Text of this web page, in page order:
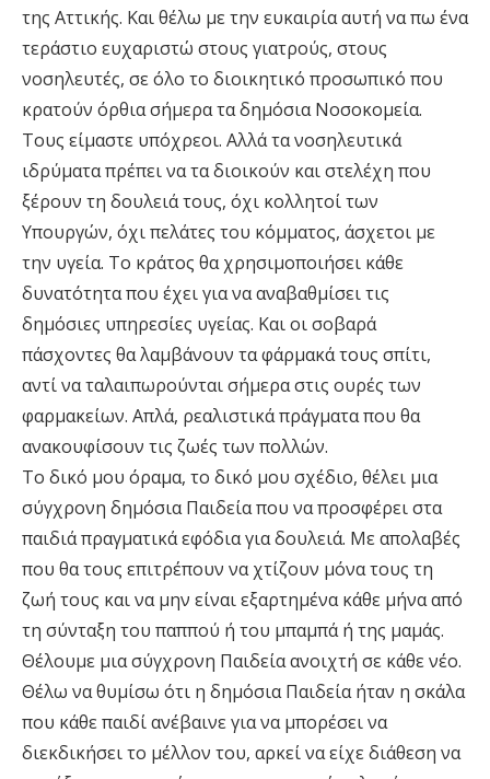
της Αττικής. Και θέλω με την ευκαιρία αυτή να πω ένα
τεράστιο ευχαριστώ στους γιατρούς, στους
νοσηλευτές, σε όλο το διοικητικό προσωπικό που
κρατούν όρθια σήμερα τα δημόσια Νοσοκομεία.
Τους είμαστε υπόχρεοι. Αλλά τα νοσηλευτικά
ιδρύματα πρέπει να τα διοικούν και στελέχη που
ξέρουν τη δουλειά τους, όχι κολλητοί των
Υπουργών, όχι πελάτες του κόμματος, άσχετοι με
την υγεία. Το κράτος θα χρησιμοποιήσει κάθε
δυνατότητα που έχει για να αναβαθμίσει τις
δημόσιες υπηρεσίες υγείας. Και οι σοβαρά
πάσχοντες θα λαμβάνουν τα φάρμακά τους σπίτι,
αντί να ταλαιπωρούνται σήμερα στις ουρές των
φαρμακείων. Απλά, ρεαλιστικά πράγματα που θα
ανακουφίσουν τις ζωές των πολλών.
Το δικό μου όραμα, το δικό μου σχέδιο, θέλει μια
σύγχρονη δημόσια Παιδεία που να προσφέρει στα
παιδιά πραγματικά εφόδια για δουλειά. Με απολαβές
που θα τους επιτρέπουν να χτίζουν μόνα τους τη
ζωή τους και να μην είναι εξαρτημένα κάθε μήνα από
τη σύνταξη του παππού ή του μπαμπά ή της μαμάς.
Θέλουμε μια σύγχρονη Παιδεία ανοιχτή σε κάθε νέο.
Θέλω να θυμίσω ότι η δημόσια Παιδεία ήταν η σκάλα
που κάθε παιδί ανέβαινε για να μπορέσει να
διεκδικήσει το μέλλον του, αρκεί να είχε διάθεση να